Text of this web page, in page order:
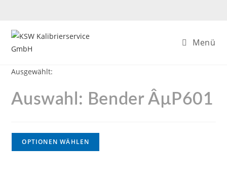
Menü
Ausgewählt:
Auswahl: Bender ÂµP601
OPTIONEN WÄHLEN